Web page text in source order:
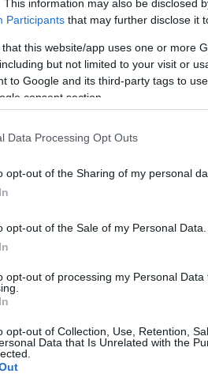
This information may also be disclosed
Participants that may further disclose it
that this website/app uses one or more
but not limited to your visit or
to Google and its third-party tags to
consent section.
Data Processing Opt Outs
opt-out of the Sharing of my personal
opt-out of the Sale of my Personal Data.
opt-out of processing my Personal Data
opt-out of Collection, Use, Retention,
Data that Is Unrelated with the
fra 31. desember til 8.